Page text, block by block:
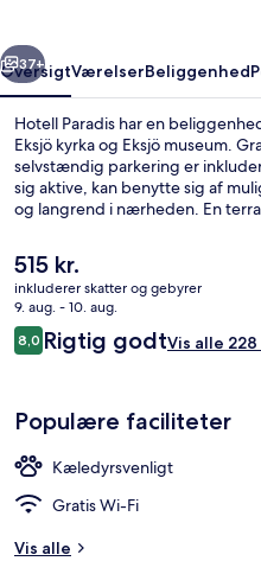
Næste
37+
OversigtVærelserBeliggenhed
Hotell Paradis har en
Eksjö kyrka og Eksjö museum.
selvstændig parkering er
sig aktive, kan benytte sig af
og langrend i nærheden. En
Den
nuværende
pris
er
515 kr.
515 kr.
inkluderer skatter og gebyrer
9. aug. - 10. aug.
Anmeldelser
8,08,0 ud af 10.
Rigtig godtVis alle
Populære faciliteter
Kæledyrsvenligt
Gratis Wi-Fi
Vis alle